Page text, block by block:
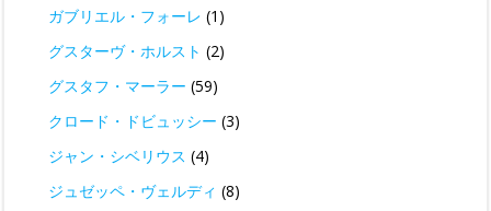
ガブリエル・フォーレ (1)
グスターヴ・ホルスト (2)
グスタフ・マーラー (59)
クロード・ドビュッシー (3)
ジャン・シベリウス (4)
ジュゼッペ・ヴェルディ (8)